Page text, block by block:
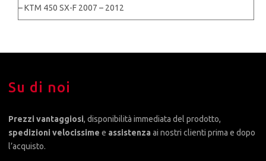
– KTM 450 SX-F 2007 – 2012
Su di noi
Prezzi vantaggiosi, disponibilità immediata del prodotto,
spedizioni velocissime e assistenza ai nostri clienti prima e dopo
l’acquisto.